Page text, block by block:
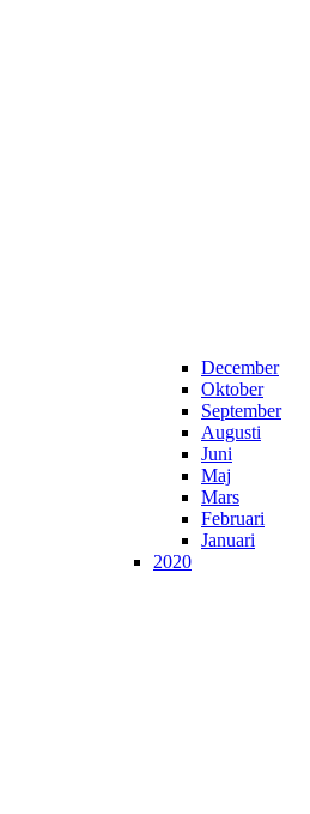
December
Oktober
September
Augusti
Juni
Maj
Mars
Februari
Januari
2020